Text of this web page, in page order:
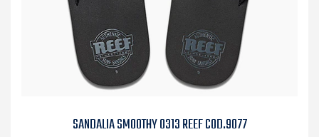
SANDALIA SMOOTHY 0313 REEF COD.9077